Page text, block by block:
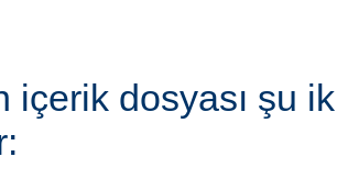
içerik dosyası şu